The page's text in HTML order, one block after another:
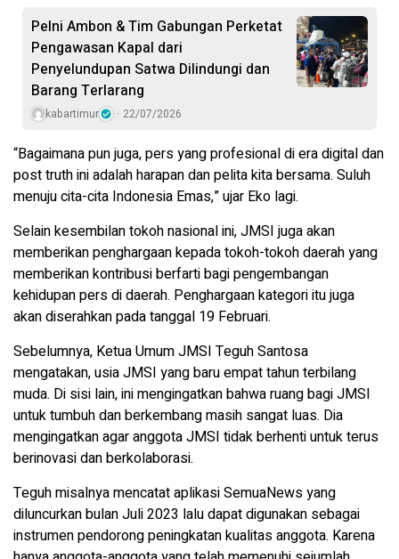
Pelni Ambon & Tim Gabungan Perketat
Pengawasan Kapal dari
Penyelundupan Satwa Dilindungi dan
Barang Terlarang
kabartimur 22/07/2026
“Bagaimana pun juga, pers yang profesional di era digital dan
post truth ini adalah harapan dan pelita kita bersama. Suluh
menuju cita-cita Indonesia Emas,” ujar Eko lagi.
Selain kesembilan tokoh nasional ini, JMSI juga akan
memberikan penghargaan kepada tokoh-tokoh daerah yang
memberikan kontribusi berfarti bagi pengembangan
kehidupan pers di daerah. Penghargaan kategori itu juga
akan diserahkan pada tanggal 19 Februari.
Sebelumnya, Ketua Umum JMSI Teguh Santosa
mengatakan, usia JMSI yang baru empat tahun terbilang
muda. Di sisi lain, ini mengingatkan bahwa ruang bagi JMSI
untuk tumbuh dan berkembang masih sangat luas. Dia
mengingatkan agar anggota JMSI tidak berhenti untuk terus
berinovasi dan berkolaborasi.
Teguh misalnya mencatat aplikasi SemuaNews yang
diluncurkan bulan Juli 2023 lalu dapat digunakan sebagai
instrumen pendorong peningkatan kualitas anggota. Karena